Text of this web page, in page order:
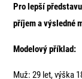
Pro lepší
příjem a výsledné
Modelový příklad:
Muž: 29 let, výška